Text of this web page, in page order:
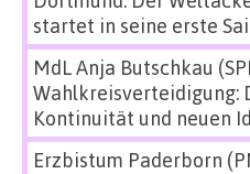
startet in seine erste
MdL Anja Butschkau
Wahlkreisverteidigung:
Kontinuität und neuen
Erzbistum Paderborn